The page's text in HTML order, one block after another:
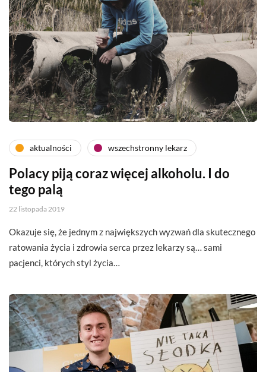
aktualności wszechstronny lekarz
Polacy piją coraz więcej alkoholu. I do
tego palą
22 listopada 2019
Okazuje się, że jednym z największych wyzwań dla skutecznego
ratowania życia i zdrowia serca przez lekarzy są… sami
pacjenci, których styl życia…